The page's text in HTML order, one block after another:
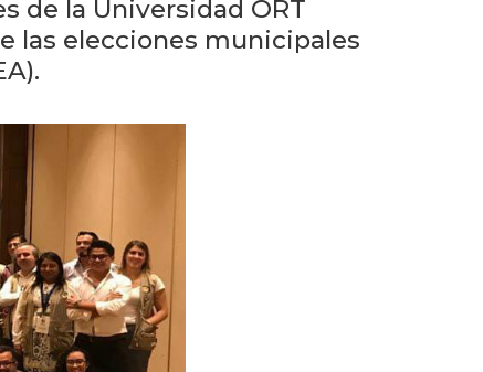
eventos
de la Universidad ORT
las elecciones municipales